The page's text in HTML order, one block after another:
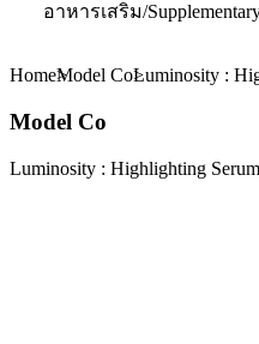
อาหารเสริม/
HomeModel CoLuminosity :
Model Co
Luminosity : Highlighting Serum